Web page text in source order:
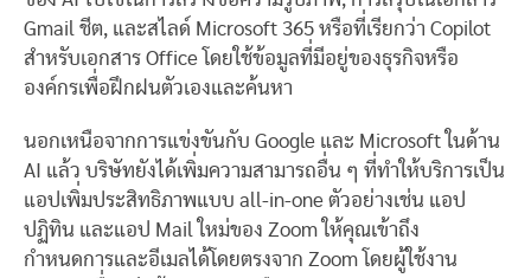
Gmail ชีต, และสไลด์ Microsoft 365 หรือที่เรียกว่า Copilot
สำหรับเอกสาร Office โดยใช้ข้อมูลที่มีอยู่ของธุรกิจหรือ
องค์กรเพื่อฝึกฝนตัวเองและค้นหา
นอกเหนือจากการแข่งขันกับ Google และ Microsoft ในด้าน
AI แล้ว บริษัทยังได้เพิ่มความสามารถอื่น ๆ ที่ทำให้บริการเป็น
แอปเพิ่มประสิทธิภาพแบบ all-in-one ตัวอย่างเช่น แอป
ปฏิทิน และแอป Mail ใหม่ของ Zoom ให้คุณเข้าถึง
กำหนดการและอีเมลได้โดยตรงจาก Zoom โดยผู้ใช้งาน